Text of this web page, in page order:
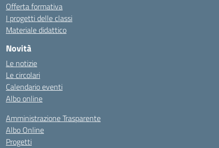
Offerta formativa
I progetti delle classi
Materiale didattico
Novità
Le notizie
Le circolari
Calendario eventi
Albo online
Amministrazione Trasparente
Albo Online
Progetti